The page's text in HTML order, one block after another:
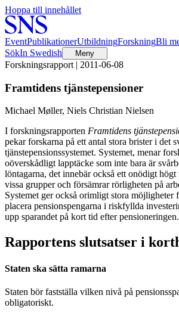
Hoppa till innehållet
EventPublikationerUtbildningForskningBli
SökIn Swedish Meny
Forskningsrapport | 2011-06-08
Framtidens tjänstepensioner
Michael Møller, Niels Christian Nielsen
I forskningsrapporten Framtidens
pekar forskarna på ett antal stora brister i det
tjänstepensionssystemet. Systemet, menar
oöverskådligt lapptäcke som inte bara är
löntagarna, det innebär också ett onödigt högt
vissa grupper och försämrar rörligheten på
Systemet ger också orimligt stora möjligheter
placera pensionspengarna i riskfyllda
upp sparandet på kort tid efter pensioneringen.
Rapportens slutsatser i
Staten ska sätta ramarna
Staten bör fastställa vilken nivå på
obligatoriskt.